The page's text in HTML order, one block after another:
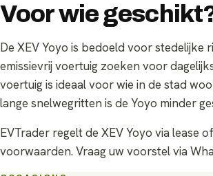
Voor wie
De XEV Yoyo is bedoeld voor stedelijke
emissievrij voertuig zoeken voor
voertuig is ideaal voor wie in de stad
lange snelwegritten is de Yoyo minder
EVTrader regelt de XEV Yoyo via lease
voorwaarden. Vraag uw voorstel via